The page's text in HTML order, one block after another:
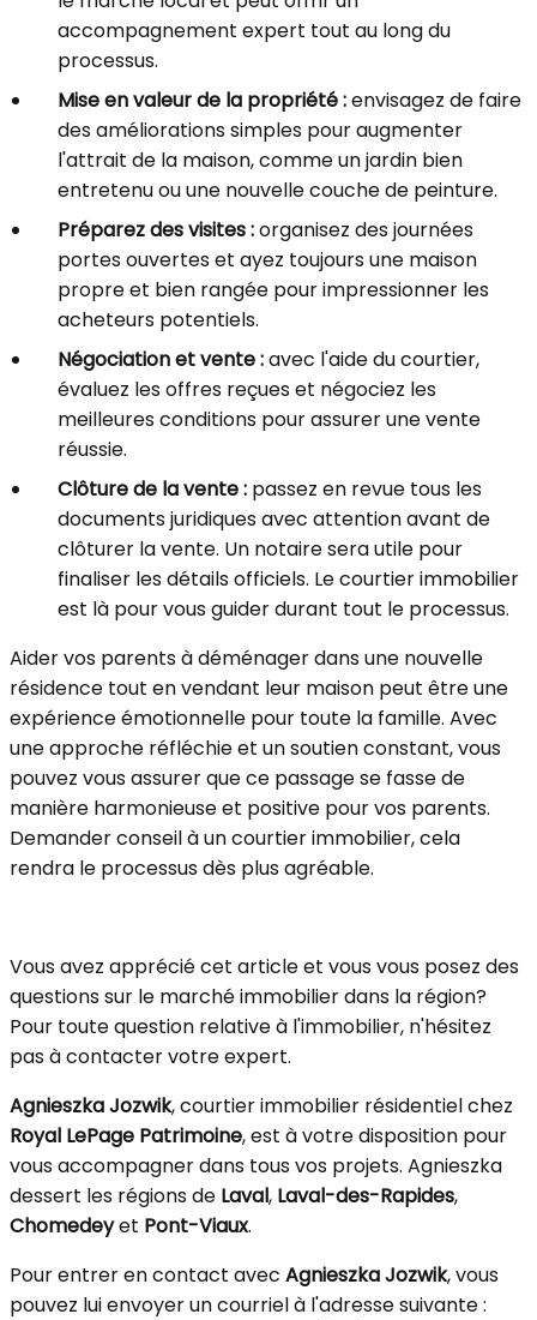
accompagnement expert tout au long du
processus.
Mise en valeur de la propriété :envisagez de faire
des améliorations simples pour augmenter
l'attrait de la maison, comme un jardin bien
entretenu ou une nouvelle couche de peinture.
Préparez des visites :organisez des journées
portes ouvertes et ayez toujours une maison
propre et bien rangée pour impressionner les
acheteurs potentiels.
Négociation et vente :avec l'aide du courtier,
évaluez les offres reçues et négociez les
meilleures conditions pour assurer une vente
réussie.
Clôture de la vente : passez en revue tous les
documents juridiques avec attention avant de
clôturer la vente. Un notaire sera utile pour
finaliser les détails officiels. Le courtier immobilier
est là pour vous guider durant tout le processus.
Aider vos parents à déménager dans une nouvelle
résidence tout en vendant leur maison peut être une
expérience émotionnelle pour toute la famille. Avec
une approche réfléchie et un soutien constant, vous
pouvez vous assurer que ce passage se fasse de
manière harmonieuse et positive pour vos parents.
Demander conseil à un courtier immobilier, cela
rendra le processus dès plus agréable.
Vous avez apprécié cet article et vous vous posez des
questions sur le marché immobilier dans la région?
Pour toute question relative à l'immobilier, n'hésitez
pas à contacter votre expert.
Agnieszka Jozwik, courtier immobilier résidentiel chez
Royal LePage Patrimoine, est à votre disposition pour
vous accompagner dans tous vos projets. Agnieszka
dessert les régions de Laval, Laval-des-Rapides,
Chomedeyet Pont-Viaux.
Pour entrer en contact avec Agnieszka Jozwik, vous
pouvez lui envoyer un courriel à l'adresse suivante :